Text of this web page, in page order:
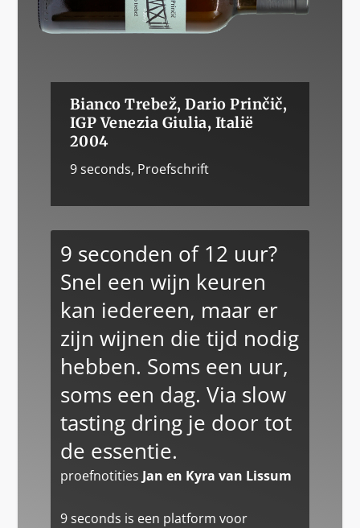
Bianco Trebež, Dario Prinčič,
IGP Venezia Giulia, Italië
2004
9 seconds, Proefschrift
9 seconden of 12 uur?
Snel een wijn keuren
kan iedereen, maar er
zijn wijnen die tijd nodig
hebben. Soms een uur,
soms een dag. Via slow
tasting dring je door tot
de essentie.
proefnotities Jan en Kyra van Lissum
9 seconds is een platform voor